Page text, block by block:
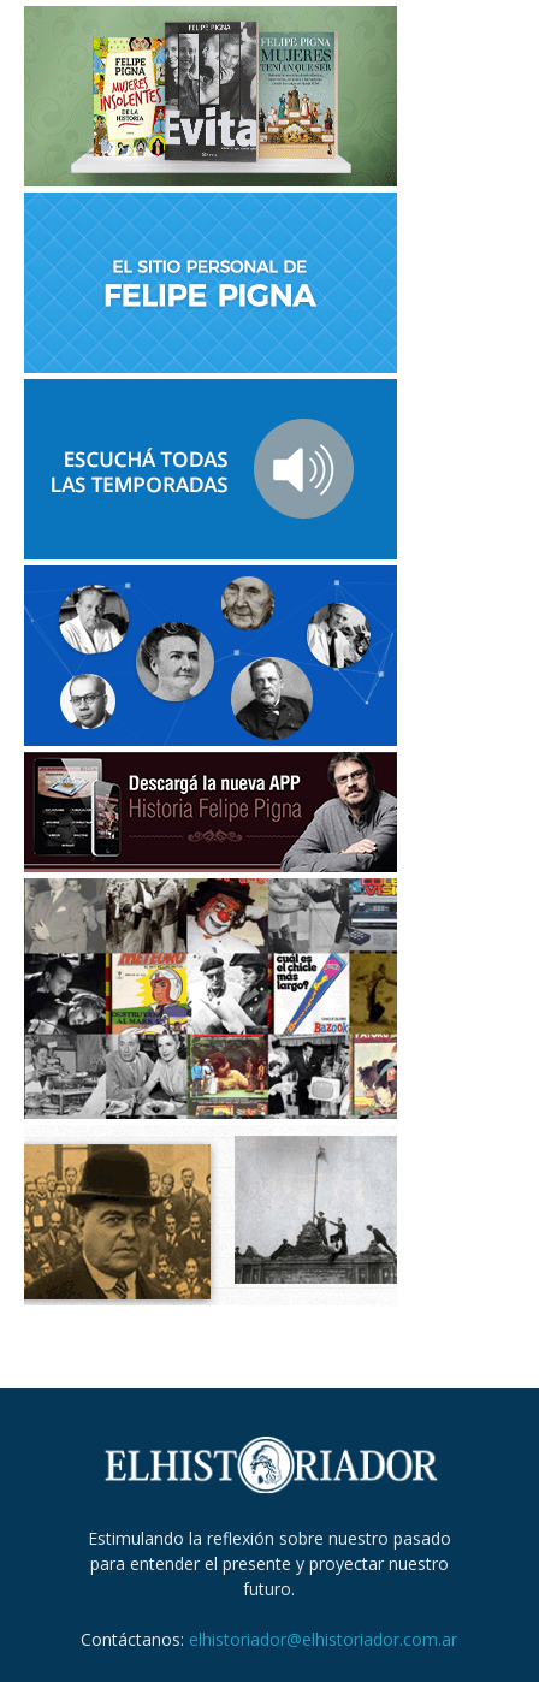
Estimulando la reflexión sobre nuestro pasado
para entender el presente y proyectar nuestro
futuro.
Contáctanos: elhistoriador@elhistoriador.com.ar